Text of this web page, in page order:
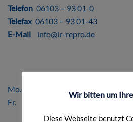
Telefon 06103 – 93 01-0
Telefax06103 – 93 01-43
E-Mail
info@ir-repro.de
ÖFFNUNGSZEITEN
Mo.-Do. 8.00 – 17.00 Uhr
Fr. 8.00 – 16.00 Uhr
Wir bitten um
Diese Webseite benutzt